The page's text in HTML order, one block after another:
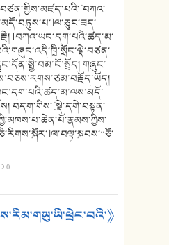
[བཀའ་ཡང་དག་པའི་ཚད་མ་
གཞུང་
བདག་གིས་[སྡེ་དགེ་བསྟན་
0
》